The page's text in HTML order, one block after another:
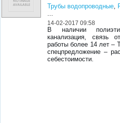
Трубы водопроводные,
...
14-02-2017 09:58
В наличии
канализация,
работы более 14 лет –
спецпредложение –
себестоимости.